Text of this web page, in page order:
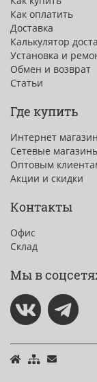
Как оплатить
Доставка
Калькулятор
Установка и
Обмен и возврат
Статьи
Где купить
Интернет магазин
Сетевые
Оптовым
Акции и скидки
Контакты
Офис
Склад
Мы в